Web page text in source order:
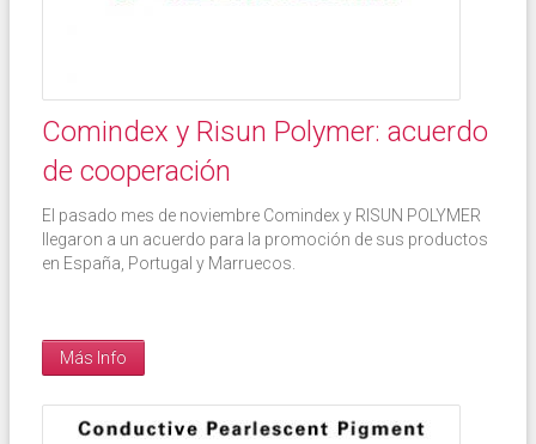
Comindex y Risun Polymer: acuerdo
de cooperación
El pasado mes de noviembre Comindex y RISUN POLYMER
llegaron a un acuerdo para la promoción de sus productos
en España, Portugal y Marruecos.
Más Info